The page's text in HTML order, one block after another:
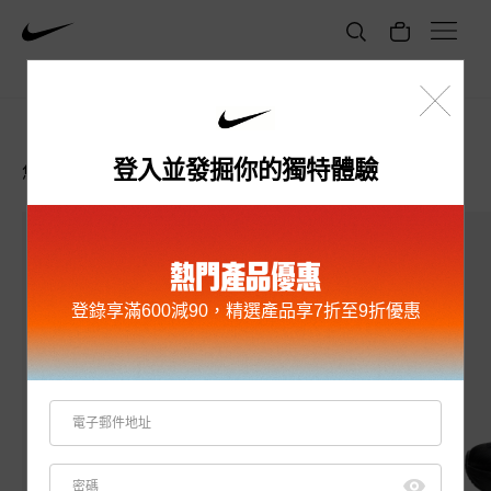
登入並發掘你的獨特體驗
熱門產品優惠
登錄享滿600減90，精選產品享7折至9折優惠
您可能會對這些熱賣產品感興趣